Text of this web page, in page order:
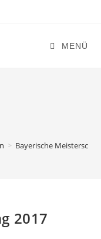
MENÜ
> Bayerische
2017